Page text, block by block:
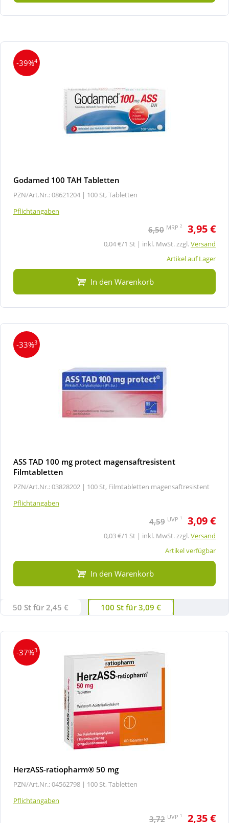
-39%4
Godamed 100 TAH Tabletten
PZN/Art.Nr.: 08621204 | 100 St, Tabletten
Pflichtangaben
6,50 MRP 2 3,95 €
0,04 €/1 St | inkl. MwSt. zzgl.Versand
Artikel auf Lager
In den Warenkorb
-33%3
ASS TAD 100 mg protect magensaftresistent
Filmtabletten
PZN/Art.Nr.: 03828202 | 100 St, Filmtabletten magensaftresistent
Pflichtangaben
4,59 UVP 1 3,09 €
0,03 €/1 St | inkl. MwSt. zzgl.Versand
Artikel verfügbar
In den Warenkorb
50 St für 2,45 € 100 St für 3,09 €
-37%3
HerzASS-ratiopharm® 50 mg
PZN/Art.Nr.: 04562798 | 100 St, Tabletten
Pflichtangaben
3,72 UVP 1 2,35 €